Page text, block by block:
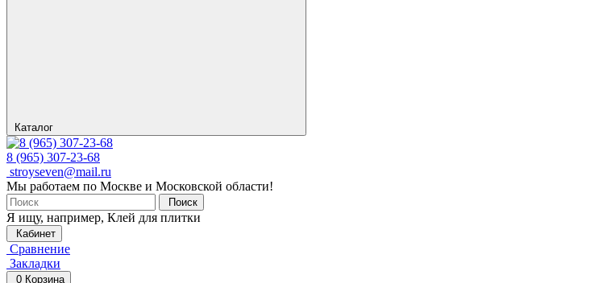
Каталог
8 (965) 307-23-68
stroyseven@mail.ru
Мы работаем по Москве и Московской области!
Поиск
Я ищу, например, Клей для плитки
Кабинет
Сравнение
Закладки
0 Корзина